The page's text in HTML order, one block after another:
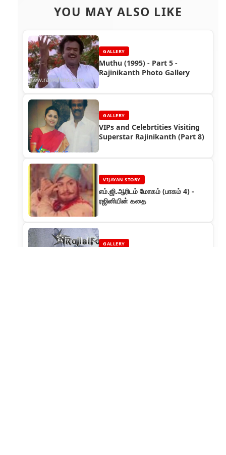
YOU MAY ALSO LIKE
GALLERY
Muthu (1995) - Part 5 -
Rajinikanth Photo Gallery
GALLERY
VIPs and Celebrtities Visiting
Superstar Rajinikanth (Part 8)
VIJAYAN STORY
எம்.ஜி.ஆரிடம் மோகம் (பாகம் 4) -
ரஜினியின் கதை
GALLERY